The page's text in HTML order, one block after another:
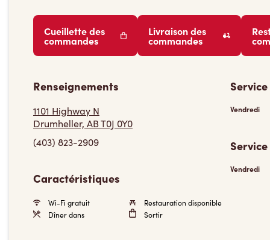
Cueillette des
commandes
Livraison des
commandes
Renseignements
1101 Highway N
Drumheller, AB T0J 0Y0
(403) 823-2909
Caractéristiques
Wi-Fi gratuit
Restauration disponible
Dîner dans
Sortir
Vendredi
Vendredi